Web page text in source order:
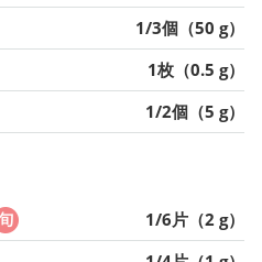
1/3個（50 g）
1枚（0.5 g）
1/2個（5 g）
1/6片（2 g）